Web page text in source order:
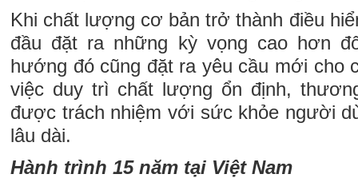
Khi chất lượng cơ bản trở thành điều
đầu đặt ra những kỳ vọng cao hơn
hướng đó cũng đặt ra yêu cầu mới cho
việc duy trì chất lượng ổn định,
được trách nhiệm với sức khỏe người
lâu dài.
Hành trình 15 năm tại Việt Nam